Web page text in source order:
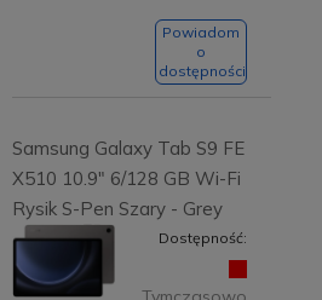
Powiadom
o
dostępności
Samsung Galaxy Tab S9 FE
X510 10.9" 6/128 GB Wi-Fi
Rysik S-Pen Szary - Grey
Dostępność: